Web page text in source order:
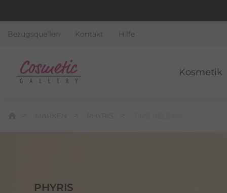
Bezugsquellen Kontakt Hilfe
Kosmetik
PHYRIS